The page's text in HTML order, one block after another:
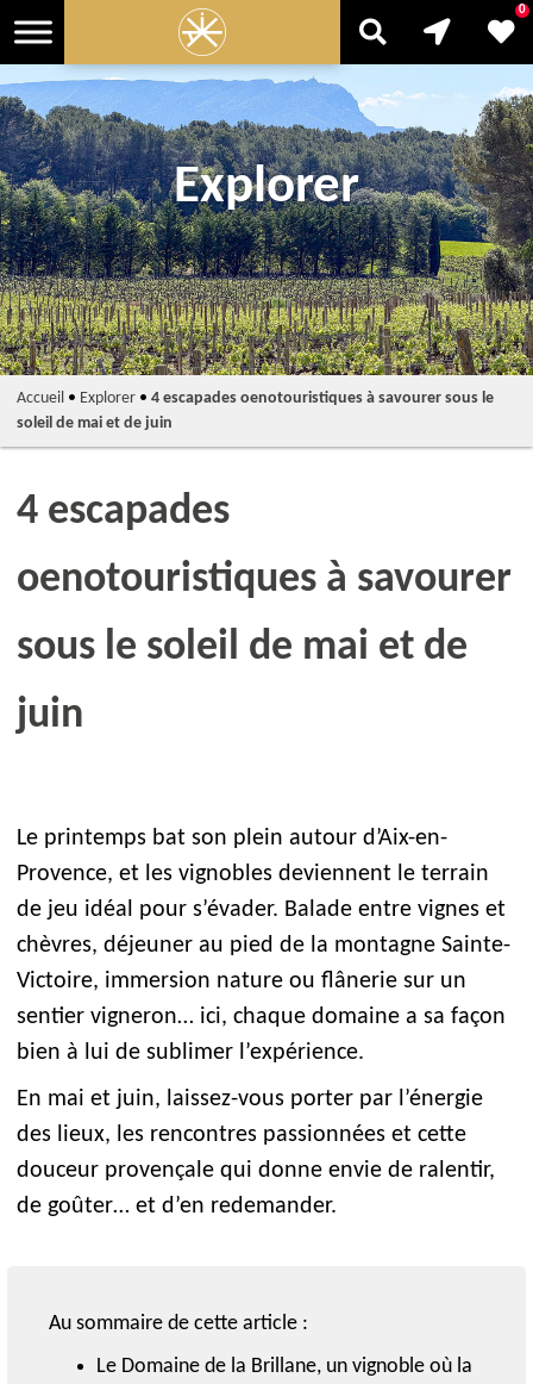
Explorer
0
Accueil• Explorer• 4 escapades oenotouristiques à savourer sous le
soleil de mai et de juin
4 escapades
oenotouristiques à savourer
sous le soleil de mai et de
juin
Le printemps bat son plein autour d’Aix-en-
Provence, et les vignobles deviennent le terrain
de jeu idéal pour s’évader. Balade entre vignes et
chèvres, déjeuner au pied de la montagne Sainte-
Victoire, immersion nature ou flânerie sur un
sentier vigneron… ici, chaque domaine a sa façon
bien à lui de sublimer l’expérience.
En mai et juin, laissez-vous porter par l’énergie
des lieux, les rencontres passionnées et cette
douceur provençale qui donne envie de ralentir,
de goûter… et d’en redemander.
Au sommaire de cette article :
Le Domaine de la Brillane, un vignoble où la